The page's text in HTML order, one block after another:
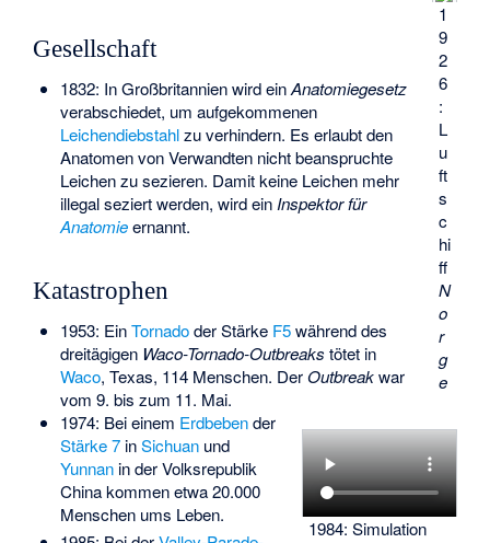
1
9
2
6
:
L
u
ft
s
c
hi
ff
N
o
r
g
e
1984: Simulation
Gesellschaft
1832: In Großbritannien wird einAnatomiegesetz
verabschiedet, um aufgekommenen
Leichendiebstahlzu verhindern. Es erlaubt den
Anatomen von Verwandten nicht beanspruchte
Leichen zu sezieren. Damit keine Leichen mehr
illegal seziert werden, wird einInspektor für
Anatomieernannt.
Katastrophen
1953: EinTornadoder Stärke F5während des
dreitägigen Waco-Tornado-Outbreaks tötet in
Waco, Texas, 114 Menschen. DerOutbreakwar
vom 9. bis zum 11. Mai.
1974: Bei einem Erdbebender
Stärke 7inSichuanund
Yunnanin der Volksrepublik
China kommen etwa 20.000
Menschen ums Leben.